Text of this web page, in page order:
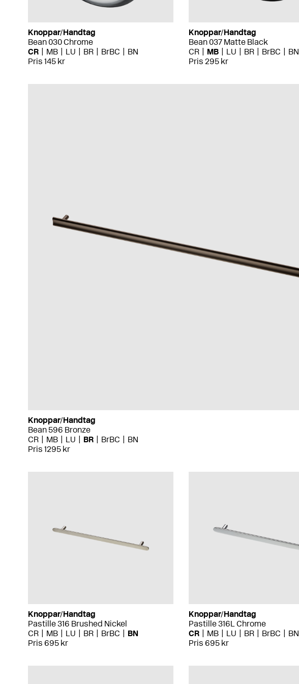
Knoppar/Handtag
Bean 030 Chrome
CR
MB LU BR BrBC
BN
Pris 145 kr
Knoppar/Handtag
Bean 037 Matte Black
CR
MB LU BR BrBC
BN
Pris 295 kr
Knoppar/Handtag
Bean 596 Bronze
CR
MB LU BR BrBC
BN
Pris 1295 kr
Knoppar/Handtag
Pastille 316 Brushed Nickel
CR
MB LU BR BrBC
BN
Pris 695 kr
Knoppar/Handtag
Pastille 316L Chrome
CR
MB LU BR BrBC
BN
Pris 695 kr